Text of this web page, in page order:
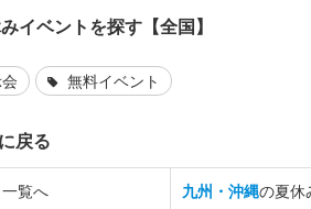
イベントを探す【全国】
無料イベント
戻る
覧へ 九州・沖縄の夏休